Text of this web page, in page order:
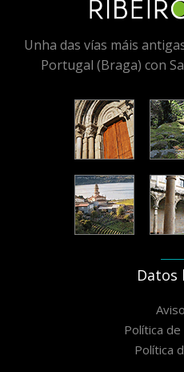
Unha das vías máis
Portugal (Braga) con
Datos
Política
Política